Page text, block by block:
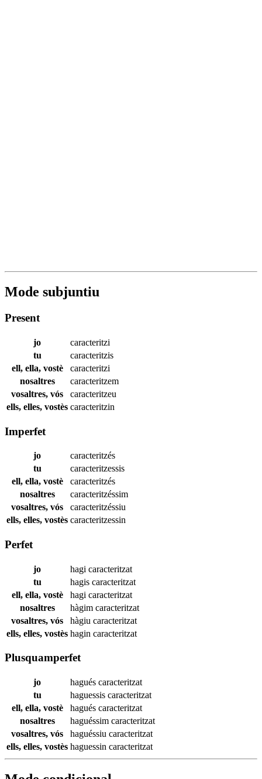
Mode subjuntiu
Present
jo
caracteritzi
tu
caracteritzis
ell, ella, vostè
caracteritzi
nosaltres
caracteritzem
vosaltres, vós
caracteritzeu
ells, elles, vostès caracteritzin
Imperfet
jo
caracteritzés
tu
caracteritzessis
ell, ella, vostè
caracteritzés
nosaltres
caracteritzéssim
vosaltres, vós
caracteritzéssiu
ells, elles, vostès caracteritzessin
Perfet
jo hagi caracteritzat
tu
hagis caracteritzat
ell, ella, vostè
hagi caracteritzat
nosaltres
hàgim caracteritzat
vosaltres, vós
hàgiu caracteritzat
ells, elles, vostès hagin caracteritzat
Plusquamperfet
jo hagués caracteritzat
tu
haguessis caracteritzat
ell, ella, vostè
hagués caracteritzat
nosaltres
haguéssim caracteritzat
vosaltres, vós
haguéssiu caracteritzat
ells, elles, vostès haguessin caracteritzat